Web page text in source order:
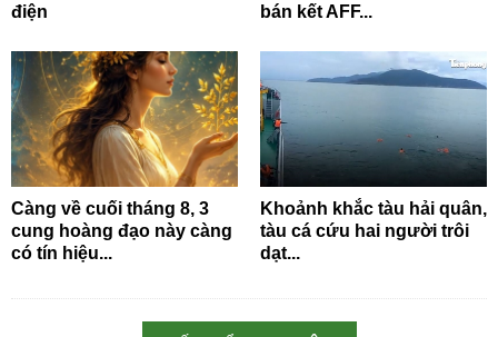
điện
bán kết AFF...
Càng về cuối tháng 8, 3
cung hoàng đạo này càng
có tín hiệu...
Khoảnh khắc tàu hải quân,
tàu cá cứu hai người trôi
dạt...